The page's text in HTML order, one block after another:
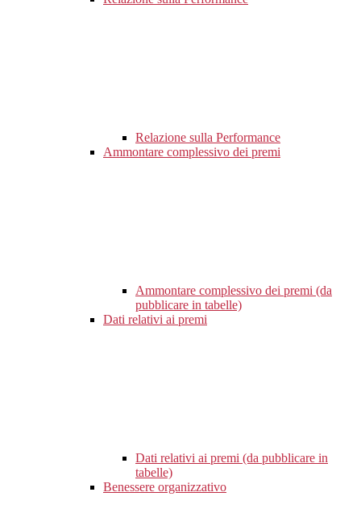
Relazione sulla Performance
Ammontare complessivo dei premi
Ammontare complessivo dei premi (da
pubblicare in tabelle)
Dati relativi ai premi
Dati relativi ai premi (da pubblicare in
tabelle)
Benessere organizzativo